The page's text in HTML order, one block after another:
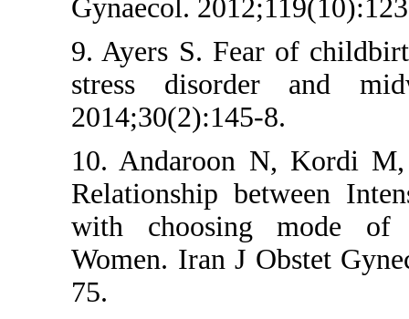
Gynaecol.
9. Ayers S.
stress
10.
Relationship
with
Women. Iran